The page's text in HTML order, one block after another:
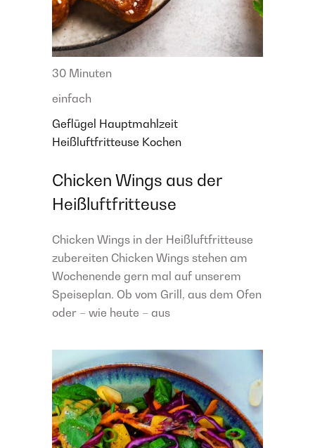
30 Minuten
einfach
Geflügel Hauptmahlzeit
Heißluftfritteuse Kochen
Chicken Wings aus der
Heißluftfritteuse
Chicken Wings in der Heißluftfritteuse
zubereiten Chicken Wings stehen am
Wochenende gern mal auf unserem
Speiseplan. Ob vom Grill, aus dem Ofen
oder – wie heute – aus